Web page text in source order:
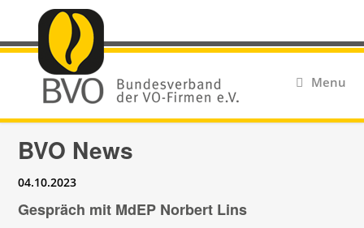
Menu
BVO News
04.10.2023
Gespräch mit MdEP Norbert Lins